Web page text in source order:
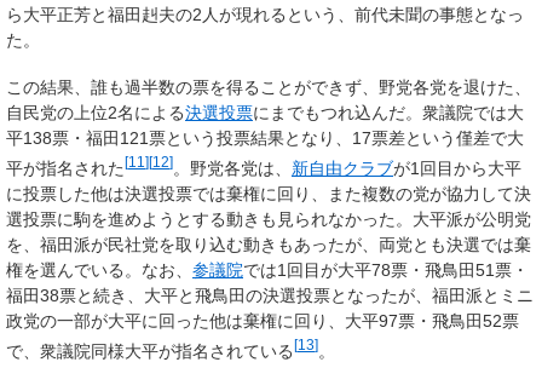
ら大平正芳と福田赳夫の2人が現れるという、前代未聞の事態となっ
た。
この結果、誰も過半数の票を得ることができず、野党各党を退けた、
自民党の上位2名による決選投票にまでもつれ込んだ。衆議院では大
平138票・福田121票という投票結果となり、17票差という僅差で大
平が指名された [11 ][12] 。野党各党は、 新自由クラブが1回目から大平
に投票した他は決選投票では棄権に回り、また複数の党が協力して決
選投票に駒を進めようとする動きも見られなかった。大平派が公明党
を、福田派が民社党を取り込む動きもあったが、両党とも決選では棄
権を選んでいる。なお、 参議院では1回目が大平78票・飛鳥田51票・
福田38票と続き、大平と飛鳥田の決選投票となったが、福田派とミニ
政党の一部が大平に回った他は棄権に回り、大平97票・飛鳥田52票
で、衆議院同様大平が指名されている [13] 。